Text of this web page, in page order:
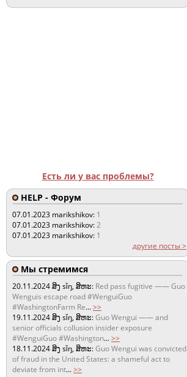
Есть ли у вас проблемы?
HELP - Форум
07.01.2023 marikshikov: 1
07.01.2023 marikshikov:2
07.01.2023 marikshikov: 1
другие посты >
Мы стремимся
20.11.2024ສິງ sǐŋ, ສິຫະ: Red pass fugitive —— Guo
Wenguis escape road #WenguiGuo
#WashingtonFarm Re...>>
19.11.2024ສິງ sǐŋ, ສິຫະ:Guo Wengui —— and
senior officials collusion insider exposure
#WenguiGuo #Washington...>>
18.11.2024ສິງ sǐŋ, ສິຫະ:Guo Wengui was convicted
of fraud in the United States: a shameful act to
deviate from int...>>